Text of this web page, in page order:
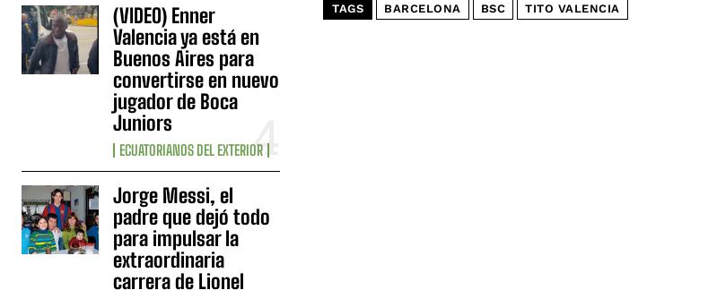
(VIDEO) Enner
Valencia ya está en
Buenos Aires para
convertirse en nuevo
jugador de Boca
Juniors
ECUATORIANOS DEL EXTERIOR
Jorge Messi, el
padre que dejó todo
para impulsar la
extraordinaria
carrera de Lionel
TAGS BARCELONA BSC TITO VALENCIA